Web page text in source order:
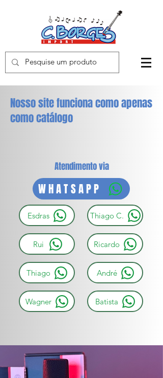
Nosso site funciona como apenas
como catálogo
Atendimento via
WHATSAPP
Esdras
Rui
Thiago
Wagner
Thiago C.
Ricardo
André
Batista